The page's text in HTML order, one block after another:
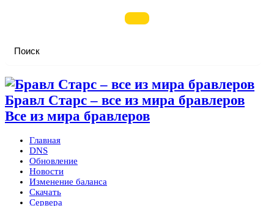
Бравл Старс – все из мира бравлеров
Все из мира бравлеров
Главная
DNS
Обновление
Новости
Изменение баланса
Скачать
Сервера